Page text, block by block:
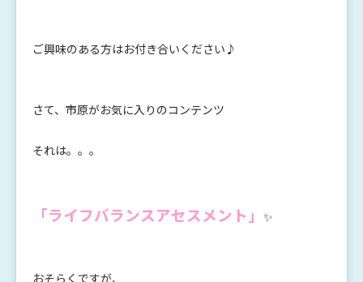
ご興味のある方はお付き合いください♪
さて、市原がお気に入りのコンテンツ
それは。。。
「ライフバランスアセスメント」 ✨
おそらくですが、